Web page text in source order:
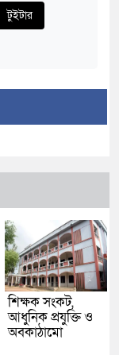
টুইটার
শিক্ষক সংকট,
আধুনিক প্রযুক্তি ও
অবকাঠামো